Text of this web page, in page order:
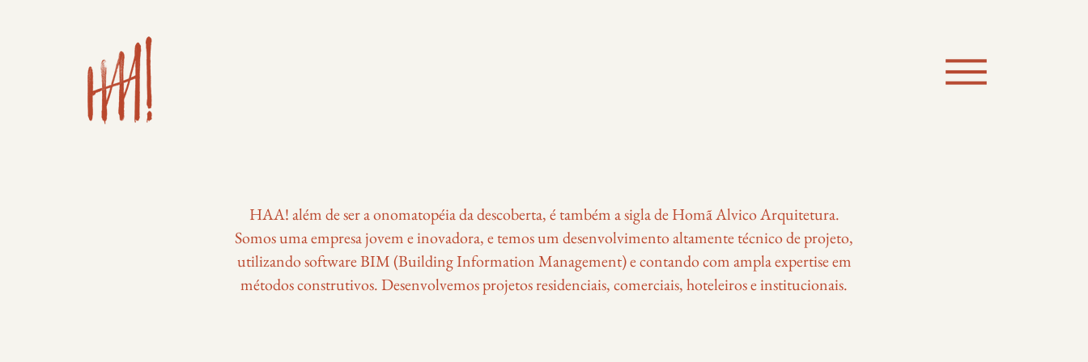
HAA! além de ser a onomatopéia da descoberta, é também a sigla de Homã Alvico Arquitetura.
Somos uma empresa jovem e inovadora, e temos um desenvolvimento altamente técnico de projeto,
utilizando software BIM (Building Information Management) e contando com ampla expertise em
métodos construtivos. Desenvolvemos projetos residenciais, comerciais, hoteleiros e institucionais.